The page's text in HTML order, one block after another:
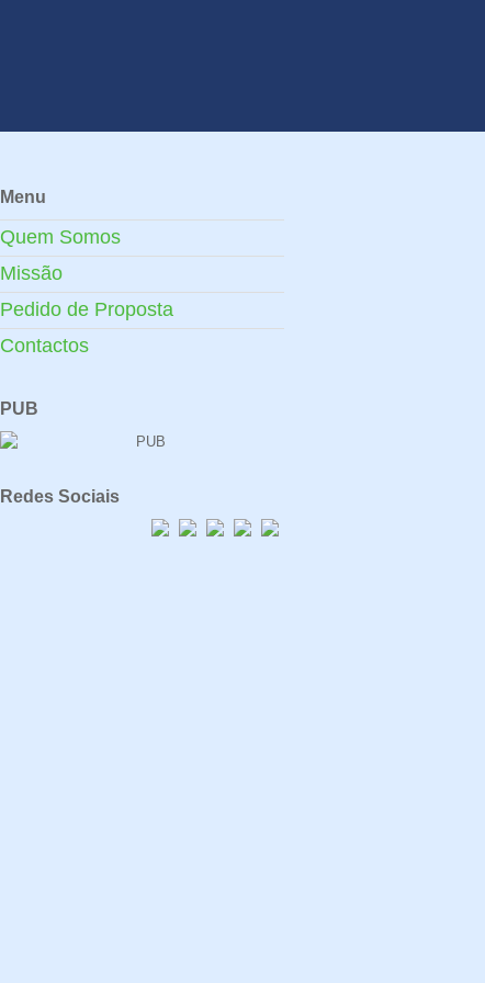
Menu
Quem Somos
Missão
Pedido de Proposta
Contactos
PUB
Redes Sociais